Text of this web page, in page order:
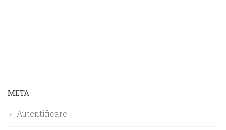
META
Autentificare